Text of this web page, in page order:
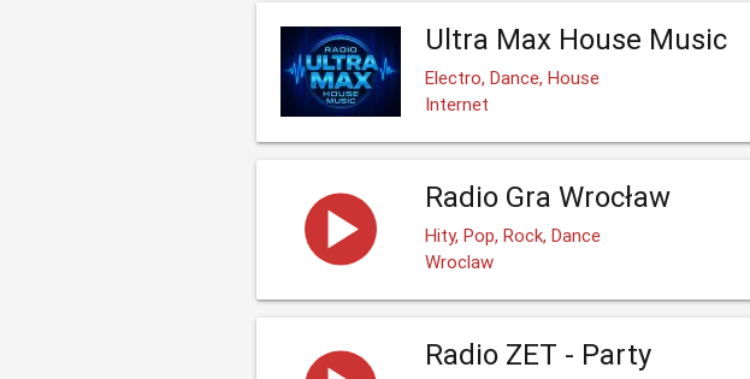
Ultra Max House Music
Electro, Dance, House
Internet
Radio Gra Wrocław
Hity, Pop, Rock, Dance
Wroclaw
Radio ZET - Party